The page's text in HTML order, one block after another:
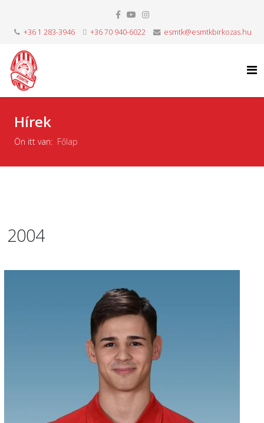
+36 1 283-3946 +36 70 940-6022 esmtk@esmtkbirkozas.hu
Hírek
Ön itt van: Főlap
2004